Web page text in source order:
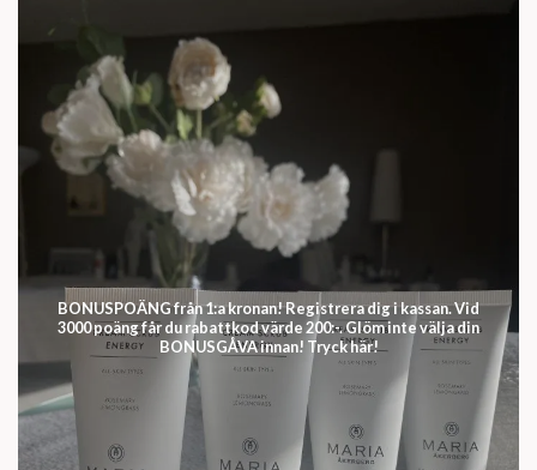
BONUSPOÄNG från 1:a kronan! Registrera dig i kassan. Vid
3000 poäng får du rabattkod värde 200:-. Glöm inte välja din
BONUSGÅVA innan! Tryck här!